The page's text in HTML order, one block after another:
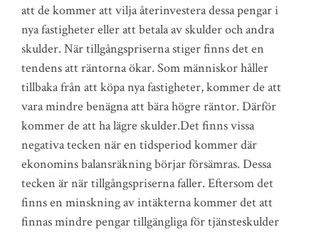
att de kommer att vilja återinvestera dessa pengar i
nya fastigheter eller att betala av skulder och andra
skulder. När tillgångspriserna stiger finns det en
tendens att räntorna ökar. Som människor håller
tillbaka från att köpa nya fastigheter, kommer de att
vara mindre benägna att bära högre räntor. Därför
kommer de att ha lägre skulder.Det finns vissa
negativa tecken när en tidsperiod kommer där
ekonomins balansräkning börjar försämras. Dessa
tecken är när tillgångspriserna faller. Eftersom det
finns en minskning av intäkterna kommer det att
finnas mindre pengar tillgängliga för tjänsteskulder